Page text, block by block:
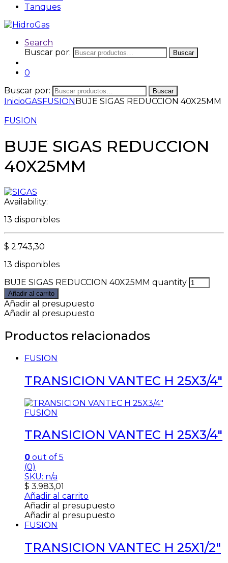
Tanques
Search
Buscar por:
Buscar
0
Buscar por:
Buscar
InicioGASFUSIONBUJE SIGAS REDUCCION 40X25MM
FUSION
BUJE SIGAS REDUCCION
40X25MM
Availability:
13 disponibles
$ 2.743,30
13 disponibles
BUJE SIGAS REDUCCION 40X25MM quantity
Añadir al carrito
Añadir al presupuesto
Añadir al presupuesto
Productos relacionados
FUSION
TRANSICION VANTEC H 25X3/4″
FUSION
TRANSICION VANTEC H 25X3/4″
0 out of 5
(0)
SKU: n/a
$ 3.983,01
Añadir al carrito
Añadir al presupuesto
Añadir al presupuesto
FUSION
TRANSICION VANTEC H 25X1/2″